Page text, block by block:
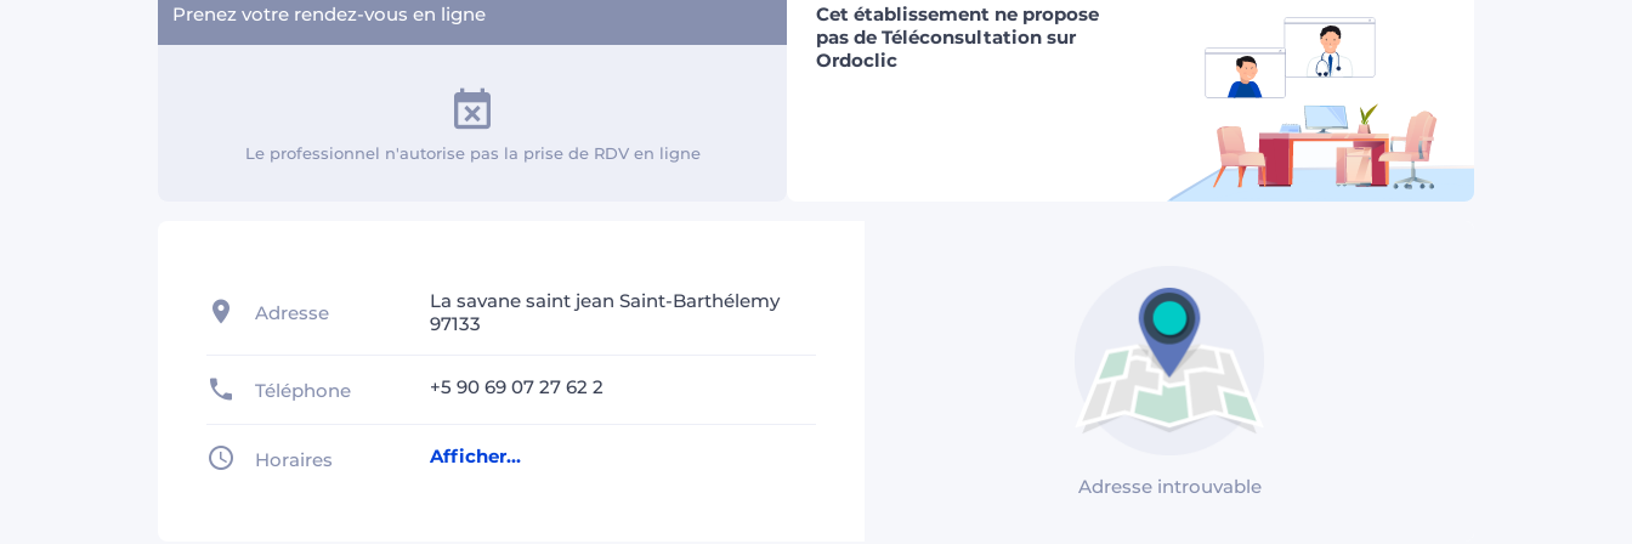
Prenez votre rendez-vous en ligne
Le professionnel n'autorise pas la prise de RDV en ligne
Cet établissement ne propose
pas de Téléconsultation sur
Ordoclic
Adresse
La savane saint jean Saint-Barthélemy
97133
Téléphone +5 90 69 07 27 62 2
Horaires
Afficher...
Adresse introuvable